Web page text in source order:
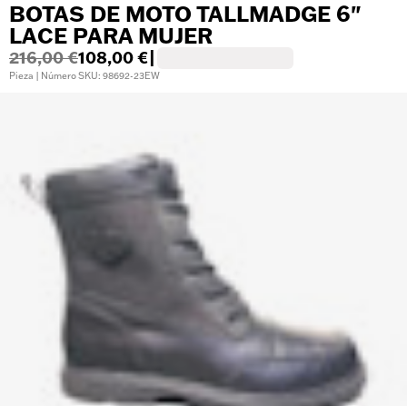
BOTAS DE MOTO TALLMADGE 6"
LACE PARA MUJER
216,00 €108,00 €
Pieza | Número SKU: 98692-23EW